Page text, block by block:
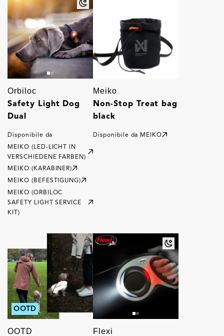
Orbiloc
Safety Light Dog
Dual
Disponibile da
MEIKO (LED-LICHT IN
VERSCHIEDENE FARBEN)
MEIKO (KARABINER)
MEIKO (BEFESTIGUNG)
MEIKO (ORBILOC
SAFETY LIGHT SERVICE
KIT)
Meiko
Non-Stop Treat bag
black
Disponibile da MEIKO
OOTD
OOTD Flexi